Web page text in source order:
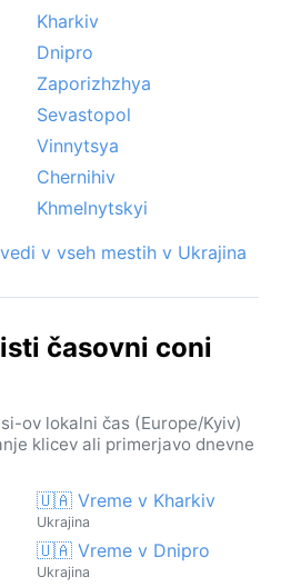
Kharkiv
Dnipro
Zaporizhzhya
Sevastopol
Vinnytsya
Chernihiv
Khmelnytskyi
v vseh mestih v Ukrajina
časovni coni
ov lokalni čas (Europe/Kyiv)
klicev ali primerjavo dnevne
🇺🇦 Vreme v Kharkiv
Ukrajina
🇺🇦 Vreme v Dnipro
Ukrajina